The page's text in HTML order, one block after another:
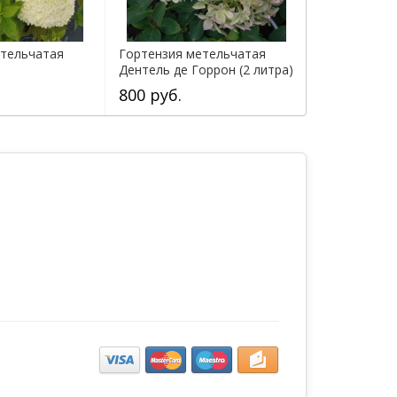
Гортензия метельчатая
Дентель де Горрон (2 литра)
800 руб.